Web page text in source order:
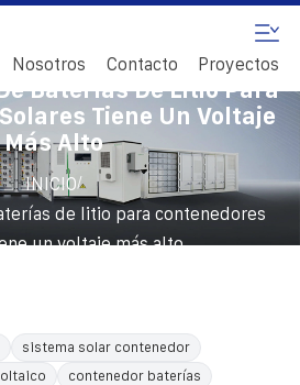
Nosotros Contacto Proyectos
Baterías De Litio Para
Tiene Un Voltaje
Más Alto
INICIO/
de litio para contenedores
un voltaje más alto
sistema solar contenedor
contenedor baterías